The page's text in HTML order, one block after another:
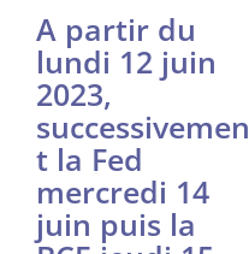
A partir du
lundi 12 juin
2023,
successivemen
t la Fed
mercredi 14
juin puis la